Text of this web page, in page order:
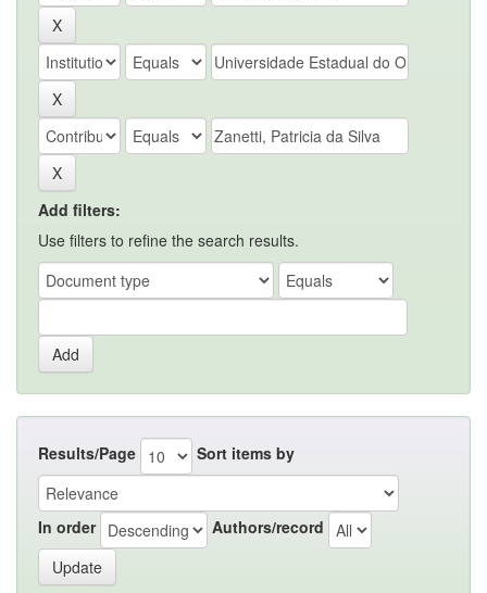
Add filters:
Use filters to refine the search results.
Results/Page Sort items by
In order Authors/record